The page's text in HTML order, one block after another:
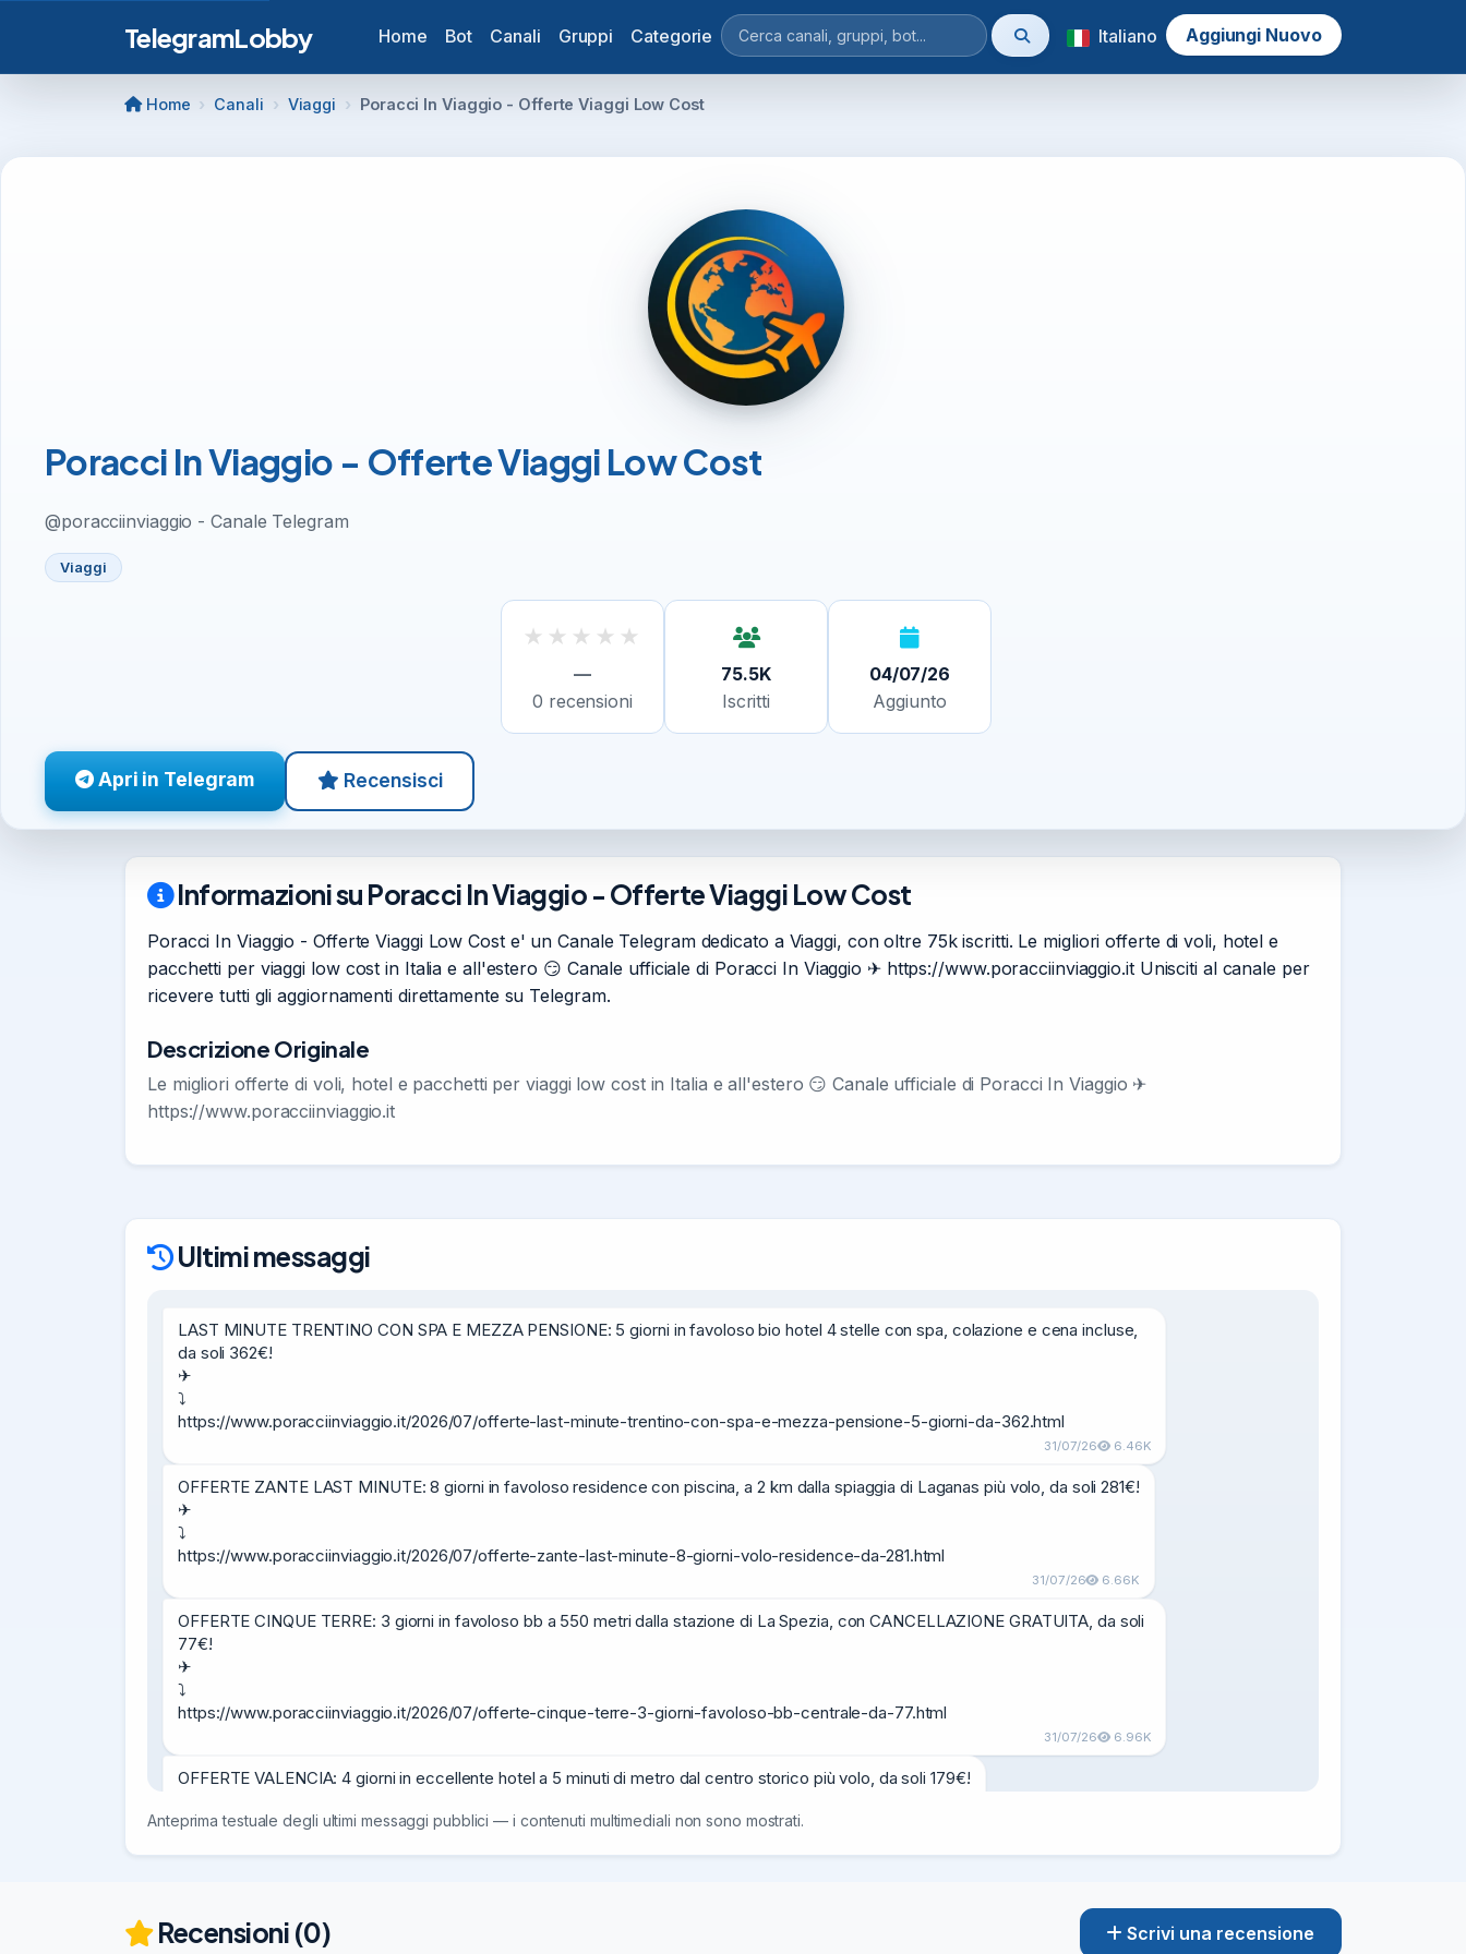
TelegramLobby Home Bot Canali Gruppi Categorie Italiano Aggiungi Nuovo
Home Canali Viaggi Poracci In Viaggio - Offerte Viaggi Low Cost
Poracci In Viaggio - Offerte Viaggi Low Cost
@poracciinviaggio - Canale Telegram
Viaggi
★ ★ ★ ★ ★
—
0 recensioni
75.5K
Iscritti
04/07/26
Aggiunto
Apri in Telegram Recensisci
Informazioni su Poracci In Viaggio - Offerte Viaggi Low Cost
Poracci In Viaggio - Offerte Viaggi Low Cost e' un Canale Telegram dedicato a Viaggi, con oltre 75k iscritti. Le migliori offerte di voli, hotel e
pacchetti per viaggi low cost in Italia e all'estero 😏 Canale ufficiale di Poracci In Viaggio ✈ https://www.poracciinviaggio.it Unisciti al canale per
ricevere tutti gli aggiornamenti direttamente su Telegram.
Descrizione Originale
Le migliori offerte di voli, hotel e pacchetti per viaggi low cost in Italia e all'estero 😏 Canale ufficiale di Poracci In Viaggio ✈
https://www.poracciinviaggio.it
Ultimi messaggi
LAST MINUTE TRENTINO CON SPA E MEZZA PENSIONE: 5 giorni in favoloso bio hotel 4 stelle con spa, colazione e cena incluse,
da soli 362€!
✈
⤵
https://www.poracciinviaggio.it/2026/07/offerte-last-minute-trentino-con-spa-e-mezza-pensione-5-giorni-da-362.html
31/07/26 6.46K
OFFERTE ZANTE LAST MINUTE: 8 giorni in favoloso residence con piscina, a 2 km dalla spiaggia di Laganas più volo, da soli 281€!
✈
⤵
https://www.poracciinviaggio.it/2026/07/offerte-zante-last-minute-8-giorni-volo-residence-da-281.html
31/07/26 6.66K
OFFERTE CINQUE TERRE: 3 giorni in favoloso bb a 550 metri dalla stazione di La Spezia, con CANCELLAZIONE GRATUITA, da soli
77€!
✈
⤵
https://www.poracciinviaggio.it/2026/07/offerte-cinque-terre-3-giorni-favoloso-bb-centrale-da-77.html
31/07/26 6.96K
OFFERTE VALENCIA: 4 giorni in eccellente hotel a 5 minuti di metro dal centro storico più volo, da soli 179€!
⤵
✈
Anteprima testuale degli ultimi messaggi pubblici — i contenuti multimediali non sono mostrati.
Recensioni (0) Scrivi una recensione